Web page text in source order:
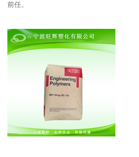
前任。